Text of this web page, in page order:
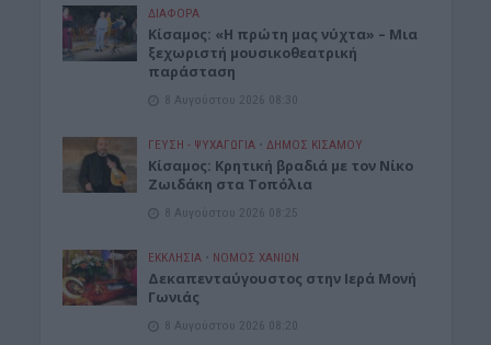
ΔΙΆΦΟΡΑ
Κίσαμος: «Η πρώτη μας νύχτα» – Μια
ξεχωριστή μουσικοθεατρική
παράσταση
8 Αυγούστου 2026 08:30
ΓΕΎΣΗ - ΨΥΧΑΓΩΓΊΑ • ΔΉΜΟΣ ΚΙΣΆΜΟΥ
Kίσαμος: Κρητική βραδιά με τον Νίκο
Ζωιδάκη στα Τοπόλια
8 Αυγούστου 2026 08:25
ΕΚΚΛΗΣΙΑ • ΝΟΜΌΣ ΧΑΝΊΩΝ
Δεκαπενταύγουστος στην Ιερά Μονή
Γωνιάς
8 Αυγούστου 2026 08:20